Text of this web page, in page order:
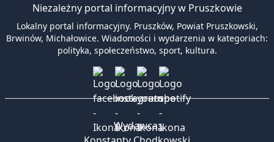
Niezależny portal informacyjny w Pruszkowie
Lokalny portal informacyjny. Pruszków, Powiat Pruszkowski,
Brwinów, Michałowice. Wiadomości i wydarzenia w kategoriach:
polityka, społeczeństwo, sport, kultura.
Wydawca: